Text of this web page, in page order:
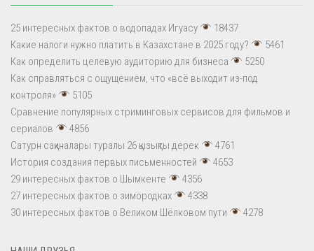
25 интересных фактов о водопадах Игуасу
18437
Какие налоги нужно платить в Казахстане в 2025 году?
5461
Как определить целевую аудиторию для бизнеса
5250
Как справляться с ощущением, что «всё выходит из-под
контроля»
5105
Сравнение популярных стриминговых сервисов для фильмов и
сериалов
4856
Сатурн сақиналары туралы 26 қызықты дерек
4761
История создания первых письменностей
4653
29 интересных фактов о Шымкенте
4356
27 интересных фактов о зимородках
4338
30 интересных фактов о Великом Шёлковом пути
4278